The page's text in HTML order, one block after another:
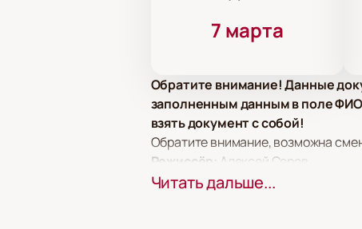
7 марта
Обратите внимание! Данные
заполненным данным в поле
взять документ с собой!
Обратите внимание, возможна
Режиссёр: Алексей Серов.
Актёрский состав:
Читать дальше...